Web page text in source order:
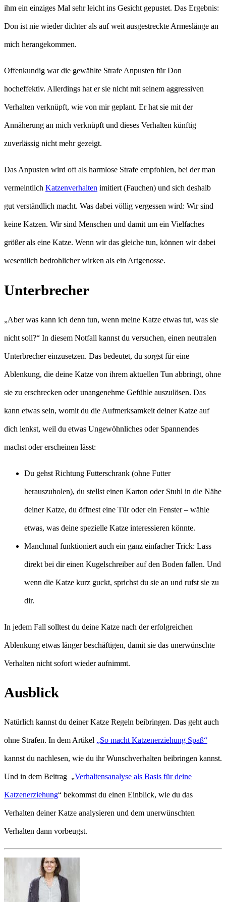
ihm ein einziges Mal sehr leicht ins Gesicht gepustet. Das Ergebnis:
Don ist nie wieder dichter als auf weit ausgestreckte Armeslänge an
mich herangekommen.
Offenkundig war die gewählte Strafe Anpusten für Don
hocheffektiv. Allerdings hat er sie nicht mit seinem aggressiven
Verhalten verknüpft, wie von mir geplant. Er hat sie mit der
Annäherung an mich verknüpft und dieses Verhalten künftig
zuverlässig nicht mehr gezeigt.
Das Anpusten wird oft als harmlose Strafe empfohlen, bei der man
vermeintlich Katzenverhalten imitiert (Fauchen) und sich deshalb
gut verständlich macht. Was dabei völlig vergessen wird: Wir sind
keine Katzen. Wir sind Menschen und damit um ein Vielfaches
größer als eine Katze. Wenn wir das gleiche tun, können wir dabei
wesentlich bedrohlicher wirken als ein Artgenosse.
Unterbrecher
„Aber was kann ich denn tun, wenn meine Katze etwas tut, was sie
nicht soll?“ In diesem Notfall kannst du versuchen, einen neutralen
Unterbrecher einzusetzen. Das bedeutet, du sorgst für eine
Ablenkung, die deine Katze von ihrem aktuellen Tun abbringt, ohne
sie zu erschrecken oder unangenehme Gefühle auszulösen. Das
kann etwas sein, womit du die Aufmerksamkeit deiner Katze auf
dich lenkst, weil du etwas Ungewöhnliches oder Spannendes
machst oder erscheinen lässt:
Du gehst Richtung Futterschrank (ohne Futter
herauszuholen), du stellst einen Karton oder Stuhl in die Nähe
deiner Katze, du öffnest eine Tür oder ein Fenster – wähle
etwas, was deine spezielle Katze interessieren könnte.
Manchmal funktioniert auch ein ganz einfacher Trick: Lass
direkt bei dir einen Kugelschreiber auf den Boden fallen. Und
wenn die Katze kurz guckt, sprichst du sie an und rufst sie zu
dir.
In jedem Fall solltest du deine Katze nach der erfolgreichen
Ablenkung etwas länger beschäftigen, damit sie das unerwünschte
Verhalten nicht sofort wieder aufnimmt.
Ausblick
Natürlich kannst du deiner Katze Regeln beibringen. Das geht auch
ohne Strafen. In dem Artikel „So macht Katzenerziehung Spaß“
kannst du nachlesen, wie du ihr Wunschverhalten beibringen kannst.
Und in dem Beitrag „Verhaltensanalyse als Basis für deine
Katzenerziehung“ bekommst du einen Einblick, wie du das
Verhalten deiner Katze analysieren und dem unerwünschten
Verhalten dann vorbeugst.